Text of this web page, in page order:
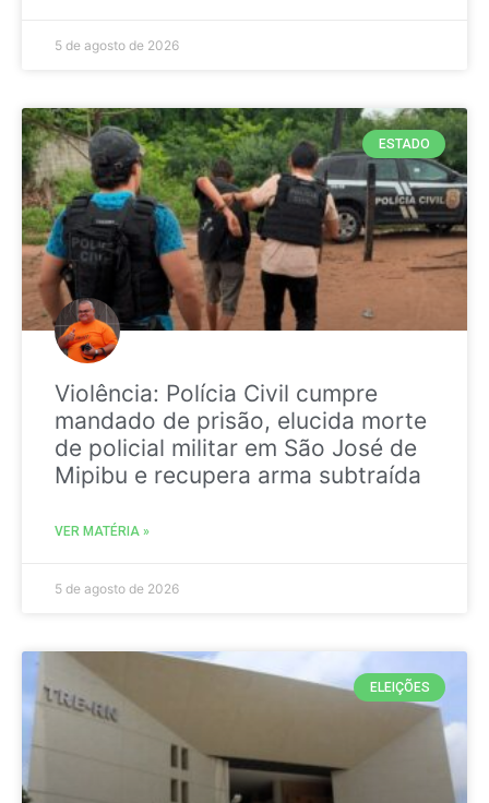
5 de agosto de 2026
ESTADO
Violência: Polícia Civil cumpre
mandado de prisão, elucida morte
de policial militar em São José de
Mipibu e recupera arma subtraída
VER MATÉRIA »
5 de agosto de 2026
ELEIÇÕES